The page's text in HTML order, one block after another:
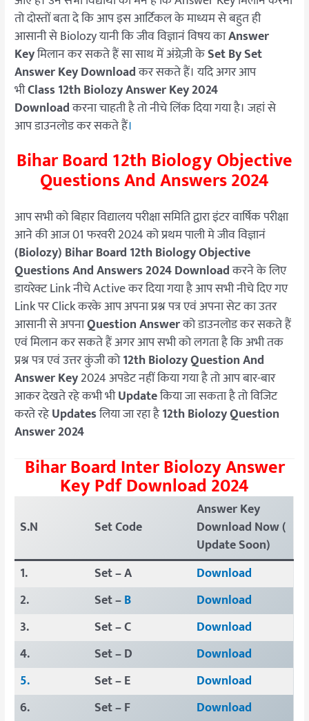
तो दोस्तों बता दे कि आप इस आर्टिकल के माध्यम से बहुत ही
आसानी से Biolozy यानी कि जीव विज्ञानं विषय काAnswer
Keyमिलान कर सकते हैं सा साथ में अंग्रेज़ी केSet By Set
Answer Key Downloadकर सकते हैं। यदि अगर आप
भीClass 12th Biolozy Answer Key 2024
Downloadकरना चाहती है तो नीचे लिंक दिया गया है। जहां से
आप डाउनलोड कर सकते हैं।
Bihar Board 12th Biology Objective
Questions And Answers 2024
आप सभी को बिहार विद्यालय परीक्षा समिति द्वारा इंटर वार्षिक परीक्षा
आने की आज 01 फरवरी 2024 को प्रथम पाली मे जीव विज्ञानं
(Biolozy) Bihar Board 12th Biology Objective
Questions And Answers 2024Downloadकरने के लिए
डायरेक्ट Link नीचे Active कर दिया गया है आप सभी नीचे दिए गए
Link पर Click करके आप अपना प्रश्न पत्र एवं अपना सेट का उतर
आसानी से अपनाQuestion Answerको डाउनलोड कर सकते हैं
एवं मिलान कर सकते हैं अगर आप सभी को लगता है कि अभी तक
प्रश्न पत्र एवं उत्तर कुंजी को12th Biolozy Question And
Answer Key2024 अपडेट नहीं किया गया है तो आप बार-बार
आकर देखते रहे कभी भीUpdateकिया जा सकता है तो विजिट
करते रहेUpdatesलिया जा रहा है12th Biolozy Question
Answer 2024
Bihar Board Inter Biolozy Answer
Key Pdf Download 2024
S.N Set Code
Answer Key
Download Now (
Update Soon)
1.
Set – A
Download
2.
Set –B
Download
3.
Set – C
Download
4.
Set – D
Download
5.
Set – E
Download
6.
Set – F
Download